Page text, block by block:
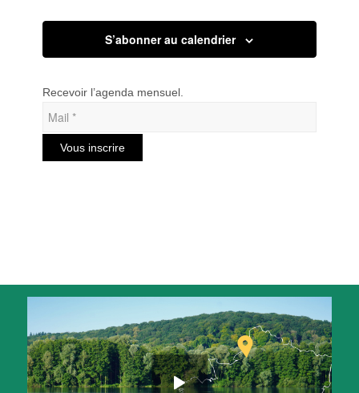
vues
S’abonner au calendrier
Recevoir l’agenda mensuel.